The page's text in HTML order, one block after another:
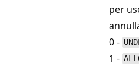
per
0 -
1 -